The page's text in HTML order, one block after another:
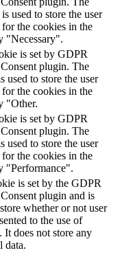
used to store the user
for the cookies in the
"Necessary".
is set by GDPR
plugin. The
used to store the user
for the cookies in the
"Other.
is set by GDPR
plugin. The
used to store the user
for the cookies in the
"Performance".
is set by the GDPR
plugin and is
whether or not user
to the use of
It does not store any
data.